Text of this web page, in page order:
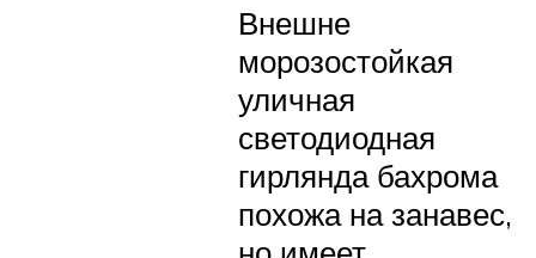
Внешне
морозостойкая
уличная
светодиодная
гирлянда бахрома
похожа на занавес,